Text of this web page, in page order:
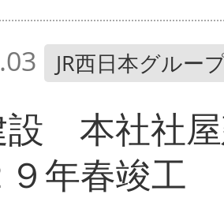
JR西日本グルー
設 本社社
年春竣工